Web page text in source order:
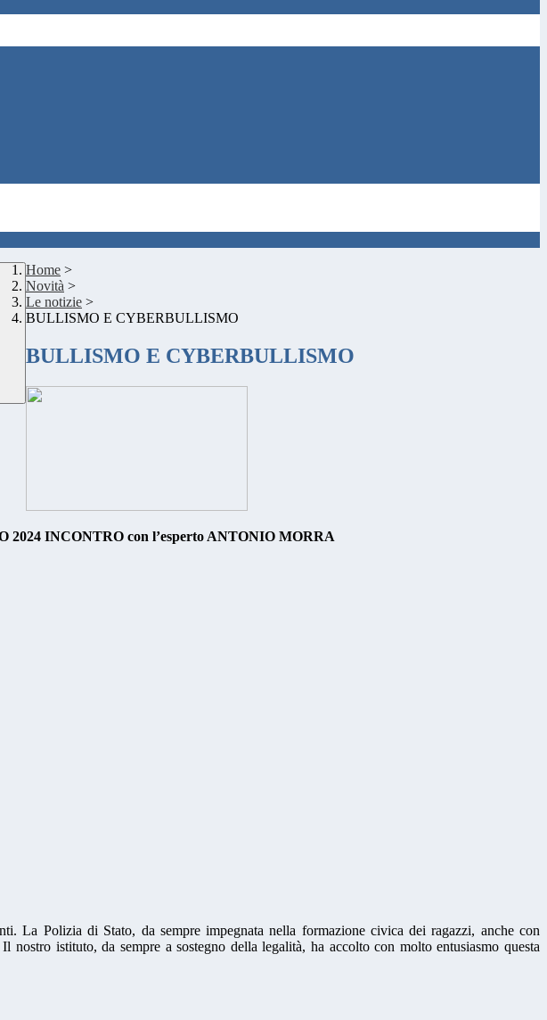
Home >
Novità >
Le notizie >
BULLISMO E CYBERBULLISMO
BULLISMO E CYBERBULLISMO
2024 INCONTRO con l’esperto ANTONIO MORRA
La Polizia di Stato, da sempre impegnata nella formazione civica dei ragazzi, anche con
istituto, da sempre a sostegno della legalità, ha accolto con molto entusiasmo questa